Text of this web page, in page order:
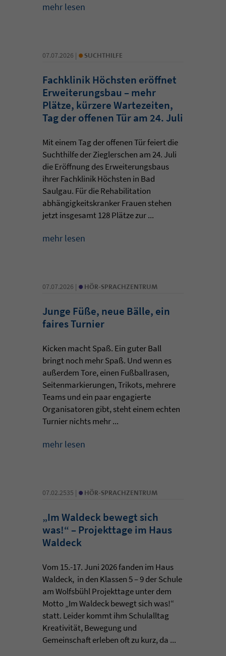
mehr lesen
07.07.2026 | • SUCHTHILFE
Fachklinik Höchsten eröffnet
Erweiterungsbau – mehr
Plätze, kürzere Wartezeiten,
Tag der offenen Tür am 24. Juli
Mit einem Tag der offenen Tür feiert die
Suchthilfe der Zieglerschen am 24. Juli
die Eröffnung des Erweiterungsbaus
ihrer Fachklinik Höchsten in Bad
Saulgau. Für die Rehabilitation
abhängigkeitskranker Frauen stehen
jetzt insgesamt 128 Plätze zur ...
mehr lesen
07.07.2026 | • HÖR-SPRACHZENTRUM
Junge Füße, neue Bälle, ein
faires Turnier
Kicken macht Spaß. Ein guter Ball
bringt noch mehr Spaß. Und wenn es
außerdem Tore, einen Fußballrasen,
Seitenmarkierungen, Trikots, mehrere
Teams und ein paar engagierte
Organisatoren gibt, steht einem echten
Turnier nichts mehr ...
mehr lesen
07.02.2535 | • HÖR-SPRACHZENTRUM
„Im Waldeck bewegt sich
was!“ – Projekttage im Haus
Waldeck
Vom 15.-17. Juni 2026 fanden im Haus
Waldeck, in den Klassen 5 – 9 der Schule
am Wolfsbühl Projekttage unter dem
Motto „Im Waldeck bewegt sich was!“
statt. Leider kommt ihm Schulalltag
Kreativität, Bewegung und
Gemeinschaft erleben oft zu kurz, da ...